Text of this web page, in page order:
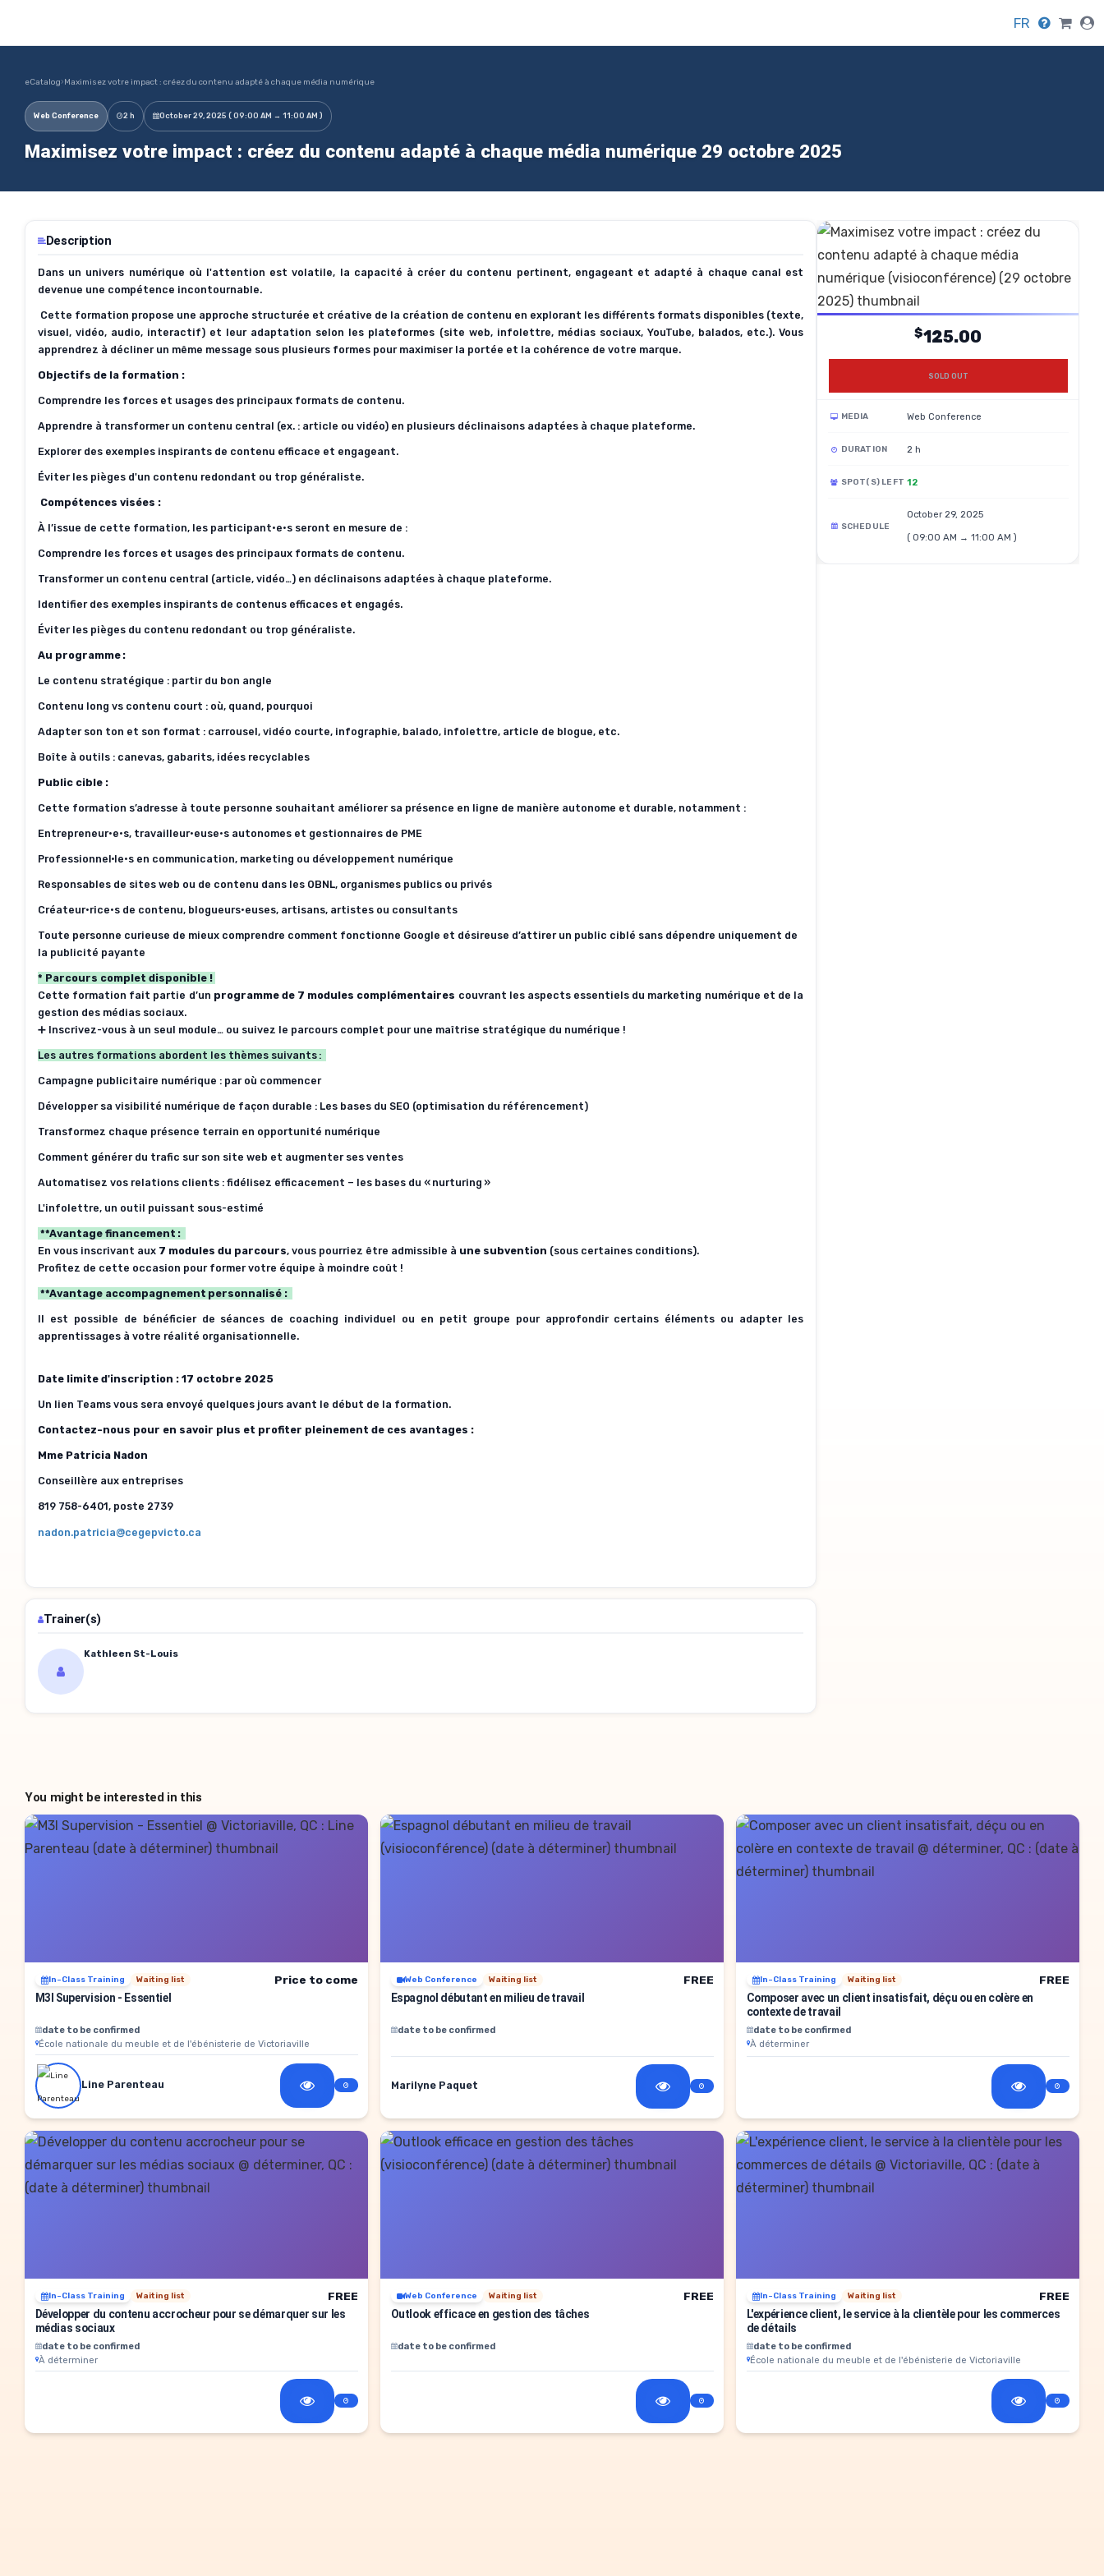
FR
eCatalog›Maximisez votre impact : créez du contenu adapté à chaque média numérique
Web Conference 2 h October 29, 2025 ( 09:00 AM → 11:00 AM )
Maximisez votre impact : créez du contenu adapté à chaque média numérique 29 octobre 2025
Description
Dans un univers numérique où l'attention est volatile, la capacité à créer du contenu pertinent, engageant et adapté à chaque canal est
devenue une compétence incontournable.
Cette formation propose une approche structurée et créative de la création de contenu en explorant les différents formats disponibles (texte,
visuel, vidéo, audio, interactif) et leur adaptation selon les plateformes (site web, infolettre, médias sociaux, YouTube, balados, etc.). Vous
apprendrez à décliner un même message sous plusieurs formes pour maximiser la portée et la cohérence de votre marque.
Objectifs de la formation :
Comprendre les forces et usages des principaux formats de contenu.
Apprendre à transformer un contenu central (ex. : article ou vidéo) en plusieurs déclinaisons adaptées à chaque plateforme.
Explorer des exemples inspirants de contenu efficace et engageant.
Éviter les pièges d'un contenu redondant ou trop généraliste.
Compétences visées :
À l’issue de cette formation, les participant·e·s seront en mesure de :
Comprendre les forces et usages des principaux formats de contenu.
Transformer un contenu central (article, vidéo…) en déclinaisons adaptées à chaque plateforme.
Identifier des exemples inspirants de contenus efficaces et engagés.
Éviter les pièges du contenu redondant ou trop généraliste.
Au programme :
Le contenu stratégique : partir du bon angle
Contenu long vs contenu court : où, quand, pourquoi
Adapter son ton et son format : carrousel, vidéo courte, infographie, balado, infolettre, article de blogue, etc.
Boîte à outils : canevas, gabarits, idées recyclables
Public cible :
Cette formation s’adresse à toute personne souhaitant améliorer sa présence en ligne de manière autonome et durable, notamment :
Entrepreneur·e·s, travailleur·euse·s autonomes et gestionnaires de PME
Professionnel·le·s en communication, marketing ou développement numérique
Responsables de sites web ou de contenu dans les OBNL, organismes publics ou privés
Créateur·rice·s de contenu, blogueurs·euses, artisans, artistes ou consultants
Toute personne curieuse de mieux comprendre comment fonctionne Google et désireuse d’attirer un public ciblé sans dépendre uniquement de
la publicité payante
* Parcours complet disponible !
Cette formation fait partie d’un programme de 7 modules complémentaires couvrant les aspects essentiels du marketing numérique et de la
gestion des médias sociaux.
➕ Inscrivez-vous à un seul module… ou suivez le parcours complet pour une maîtrise stratégique du numérique !
Les autres formations abordent les thèmes suivants :
Campagne publicitaire numérique : par où commencer
Développer sa visibilité numérique de façon durable : Les bases du SEO (optimisation du référencement)
Transformez chaque présence terrain en opportunité numérique
Comment générer du trafic sur son site web et augmenter ses ventes
Automatisez vos relations clients : fidélisez efficacement – les bases du « nurturing »
L'infolettre, un outil puissant sous-estimé
**Avantage financement :
En vous inscrivant aux 7 modules du parcours, vous pourriez être admissible à une subvention (sous certaines conditions).
Profitez de cette occasion pour former votre équipe à moindre coût !
**Avantage accompagnement personnalisé :
Il est possible de bénéficier de séances de coaching individuel ou en petit groupe pour approfondir certains éléments ou adapter les
apprentissages à votre réalité organisationnelle.
Date limite d'inscription : 17 octobre 2025
Un lien Teams vous sera envoyé quelques jours avant le début de la formation.
Contactez-nous pour en savoir plus et profiter pleinement de ces avantages :
Mme Patricia Nadon
Conseillère aux entreprises
819 758-6401, poste 2739
nadon.patricia@cegepvicto.ca
Trainer(s)
Kathleen St-Louis
$125.00
SOLD OUT
MEDIA Web Conference
DURATION 2 h
SPOT(S) LEFT 12
SCHEDULE
October 29, 2025
( 09:00 AM → 11:00 AM )
You might be interested in this
In-Class Training Waiting list
Price to come
M3I Supervision - Essentiel
date to be confirmed
École nationale du meuble et de l'ébénisterie de Victoriaville
Line Parenteau
Web Conference Waiting list
FREE
Espagnol débutant en milieu de travail
date to be confirmed
Marilyne Paquet
In-Class Training Waiting list
FREE
Composer avec un client insatisfait, déçu ou en colère en
contexte de travail
date to be confirmed
À déterminer
In-Class Training Waiting list
FREE
Développer du contenu accrocheur pour se démarquer sur les
médias sociaux
date to be confirmed
À déterminer
Web Conference Waiting list
FREE
Outlook efficace en gestion des tâches
date to be confirmed
In-Class Training Waiting list
FREE
L'expérience client, le service à la clientèle pour les commerces
de détails
date to be confirmed
École nationale du meuble et de l'ébénisterie de Victoriaville